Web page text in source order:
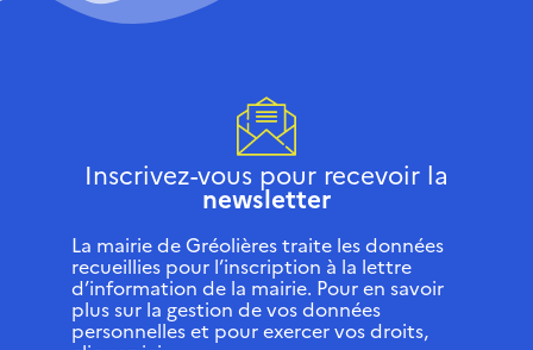
Inscrivez-vous pour recevoir la
newsletter
La mairie de Gréolières traite les données
recueillies pour l’inscription à la lettre
d’information de la mairie. Pour en savoir
plus sur la gestion de vos données
personnelles et pour exercer vos droits,